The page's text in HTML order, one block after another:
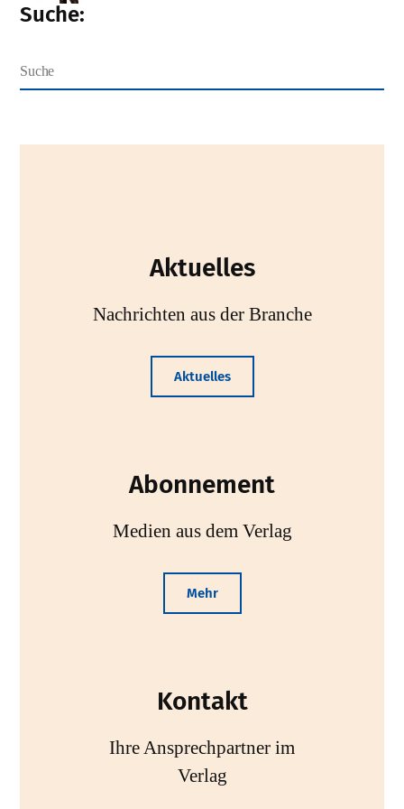
Suche:
Aktuelles
Nachrichten aus der Branche
Aktuelles
Abonnement
Medien aus dem Verlag
Mehr
Kontakt
Ihre Ansprechpartner im
Verlag